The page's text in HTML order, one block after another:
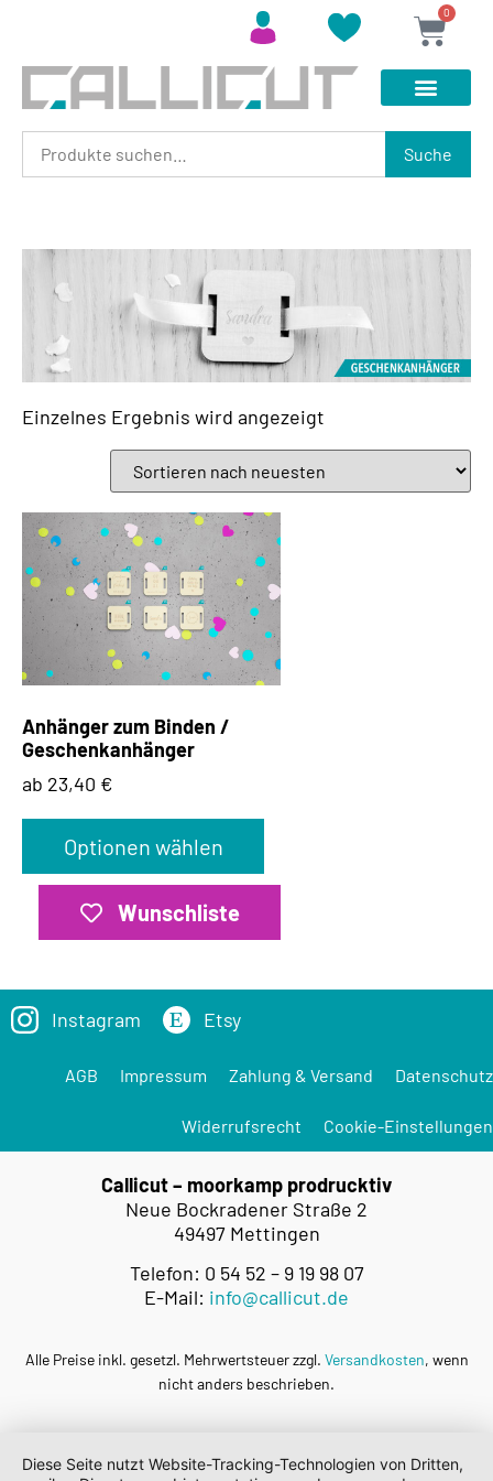
0
Suche
Einzelnes Ergebnis wird angezeigt
Anhänger zum Binden /
Geschenkanhänger
ab 23,40 €
Optionen wählen
Wunschliste
Instagram Etsy
AGB Impressum Zahlung & Versand Datenschutz
Widerrufsrecht Cookie-Einstellungen
Callicut – moorkamp prodrucktiv
Neue Bockradener Straße 2
49497 Mettingen
Telefon: 0 54 52 – 9 19 98 07
E-Mail: info@callicut.de
Alle Preise inkl. gesetzl. Mehrwertsteuer zzgl. Versandkosten, wenn
nicht anders beschrieben.
Diese Seite nutzt Website-Tracking-Technologien von Dritten,